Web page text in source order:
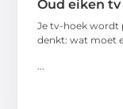
Oud eiken
Je tv-hoek wordt
denkt: wat moet